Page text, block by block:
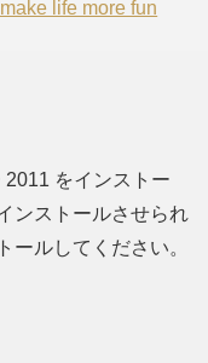
life more fun
をインストー
ンストールさせられ
ールしてください。